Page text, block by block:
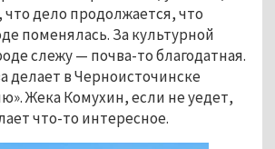
дело продолжается, что
поменялась. За культурной
слежу — почва-то благодатная.
делает в Черноисточинске
Жека Комухин, если не уедет,
что-то интересное.